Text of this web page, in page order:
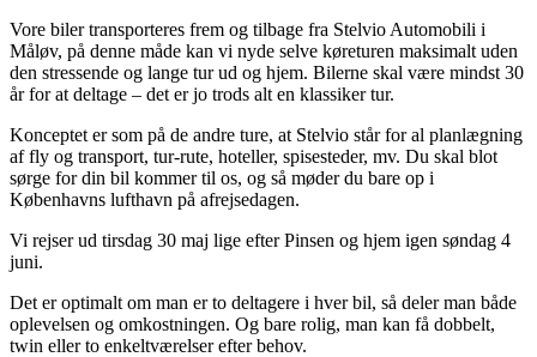
Vore biler transporteres frem og tilbage fra Stelvio Automobili i
Måløv, på denne måde kan vi nyde selve køreturen maksimalt uden
den stressende og lange tur ud og hjem. Bilerne skal være mindst 30
år for at deltage – det er jo trods alt en klassiker tur.
Konceptet er som på de andre ture, at Stelvio står for al planlægning
af fly og transport, tur-rute, hoteller, spisesteder, mv. Du skal blot
sørge for din bil kommer til os, og så møder du bare op i
Københavns lufthavn på afrejsedagen.
Vi rejser ud tirsdag 30 maj lige efter Pinsen og hjem igen søndag 4
juni.
Det er optimalt om man er to deltagere i hver bil, så deler man både
oplevelsen og omkostningen. Og bare rolig, man kan få dobbelt,
twin eller to enkeltværelser efter behov.